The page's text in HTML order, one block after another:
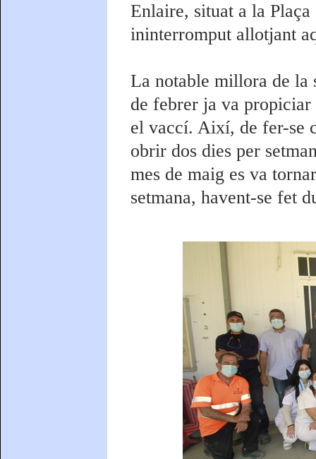
Enlaire, situat a la Plaça
ininterromput allotjant
La notable millora de la
de febrer ja va propiciar
el vaccí. Així, de fer-se
obrir dos dies per
mes de maig es va
setmana, havent-se fet